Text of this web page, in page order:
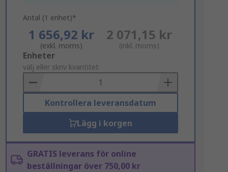
Antal (1 enhet)*
1 656,92 kr
(exkl. moms)
2 071,15 kr
(inkl. moms)
Add
to
Basket
Enheter
välj eller skriv kvantitet
Kontrollera leveransdatum
Lägg i korgen
GRATIS leverans för online
beställningar över 750,00 kr